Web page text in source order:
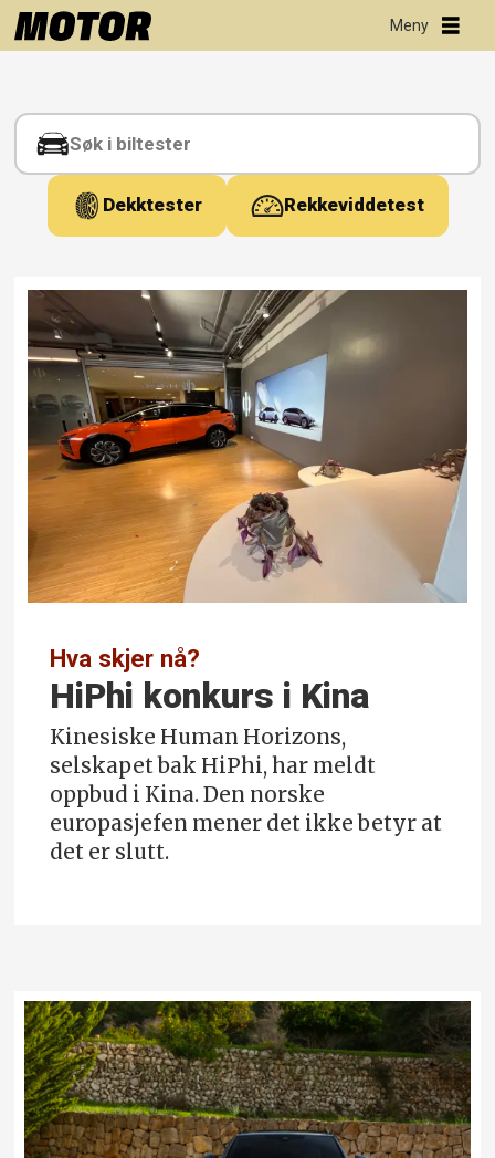
Tag:
rekkevidde2024vinter
Dekktester Rekkeviddetest
Hva skjer nå?
HiPhi konkurs i Kina
Kinesiske Human Horizons,
selskapet bak HiPhi, har meldt
oppbud i Kina. Den norske
europasjefen mener det ikke betyr at
det er slutt.